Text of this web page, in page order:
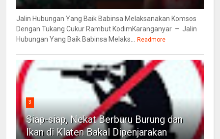
Jalin Hubungan Yang Baik Babinsa Melaksanakan Komsos
Dengan Tukang Cukur Rambut KodimKaranganyar – Jalin
Hubungan Yang Baik Babinsa Melaks... Readmore
3
Siap-siap, Nekat Berburu Burung dan
Ikan di Klaten Bakal Dipenjarakan